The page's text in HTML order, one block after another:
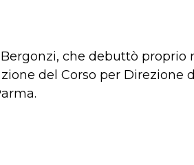
che debuttò proprio
del Corso per Direzione